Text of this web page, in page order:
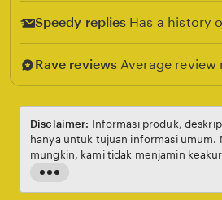
Speedy replies Has a history
Rave reviews Average
Read
the
Disclaimer: Informasi produk,
hanya untuk tujuan informasi umum.
mungkin, kami tidak menjamin
setiap individu. Harga, ketersediaan